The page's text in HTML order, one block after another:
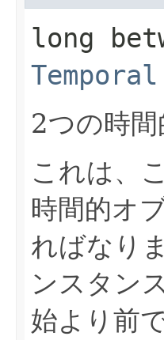
long
Temporal
2つの時
これは、
時間的オ
ればなり
ンスタン
始より前